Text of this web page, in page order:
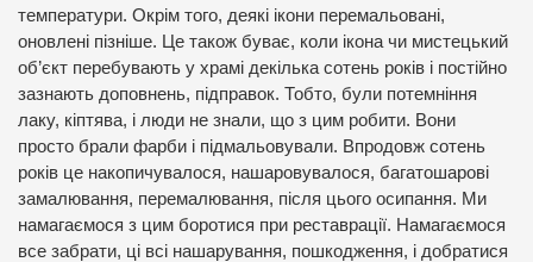
температури. Окрім того, деякі ікони перемальовані,
оновлені пізніше. Це також буває, коли ікона чи мистецький
об’єкт перебувають у храмі декілька сотень років і постійно
зазнають доповнень, підправок. Тобто, були потемніння
лаку, кіптява, і люди не знали, що з цим робити. Вони
просто брали фарби і підмальовували. Впродовж сотень
років це накопичувалося, нашаровувалося, багатошарові
замалювання, перемалювання, після цього осипання. Ми
намагаємося з цим боротися при реставрації. Намагаємося
все забрати, ці всі нашарування, пошкодження, і добратися